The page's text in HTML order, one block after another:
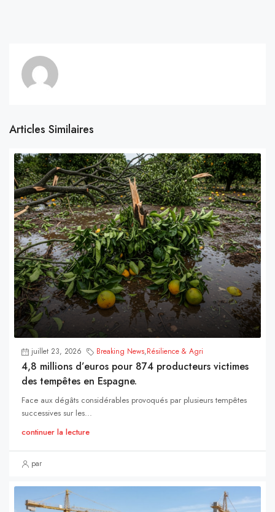
Articles Similaires
juillet 23, 2026 Breaking News,Résilience & Agri
4,8 millions d’euros pour 874 producteurs victimes
des tempêtes en Espagne.
Face aux dégâts considérables provoqués par plusieurs tempêtes
successives sur les...
continuer la lecture
par